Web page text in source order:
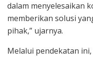
dalam menyelesaikan
memberikan solusi
pihak,” ujarnya.
Melalui pendekatan